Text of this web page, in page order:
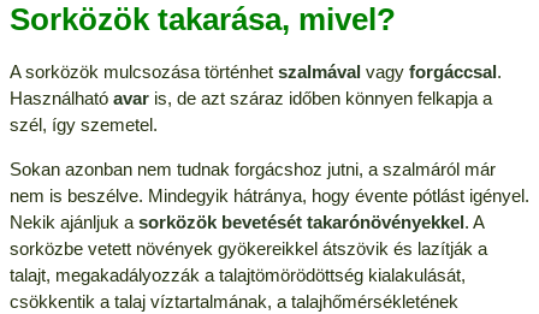
Sorközök takarása, mivel?
A sorközök mulcsozása történhet szalmávalvagy forgáccsal.
Használható avaris, de azt száraz időben könnyen felkapja a
szél, így szemetel.
Sokan azonban nem tudnak forgácshoz jutni, a szalmáról már
nem is beszélve. Mindegyik hátránya, hogy évente pótlást igényel.
Nekik ajánljuk a sorközök bevetését takarónövényekkel. A
sorközbe vetett növények gyökereikkel átszövik és lazítják a
talajt, megakadályozzák a talajtömörödöttség kialakulását,
csökkentik a talaj víztartalmának, a talajhőmérsékletének